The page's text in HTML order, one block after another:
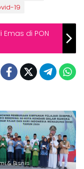
19
di PON
& Bisnis